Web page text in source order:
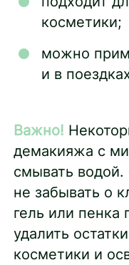
косметики;
можно
и в
Важно!
демакияжа с
смывать
не забывать о
гель или пенка
удалить
косметики и